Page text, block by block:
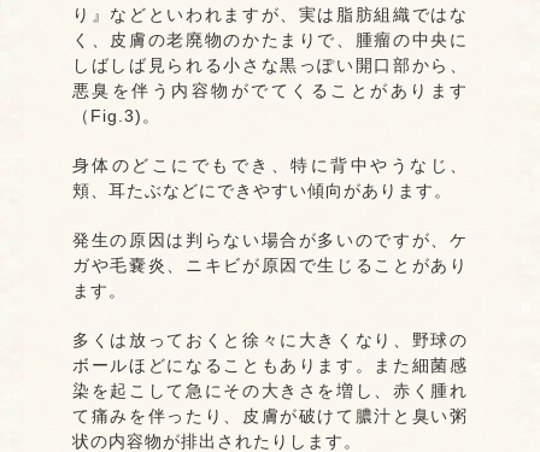
り』などといわれますが、実は脂肪組織ではな
く、皮膚の老廃物のかたまりで、腫瘤の中央に
しばしば見られる小さな黒っぽい開口部から、
悪臭を伴う内容物がでてくることがあります
（Fig.3)。
身体のどこにでもでき、特に背中やうなじ、
頬、耳たぶなどにできやすい傾向があります。
発生の原因は判らない場合が多いのですが、ケ
ガや毛嚢炎、ニキビが原因で生じることがあり
ます。
多くは放っておくと徐々に大きくなり、野球の
ボールほどになることもあります。また細菌感
染を起こして急にその大きさを増し、赤く腫れ
て痛みを伴ったり、皮膚が破けて膿汁と臭い粥
状の内容物が排出されたりします。